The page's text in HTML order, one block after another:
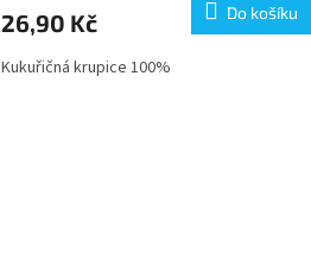
26,90 Kč Do košíku
Kukuřičná krupice 100%